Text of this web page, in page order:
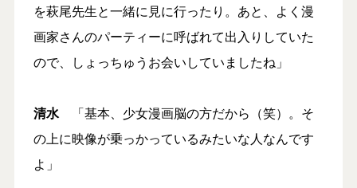
を萩尾先生と一緒に見に行ったり。あと、よく漫
画家さんのパーティーに呼ばれて出入りしていた
ので、しょっちゅうお会いしていましたね」
清水「基本、少女漫画脳の方だから（笑）。そ
の上に映像が乗っかっているみたいな人なんです
よ」